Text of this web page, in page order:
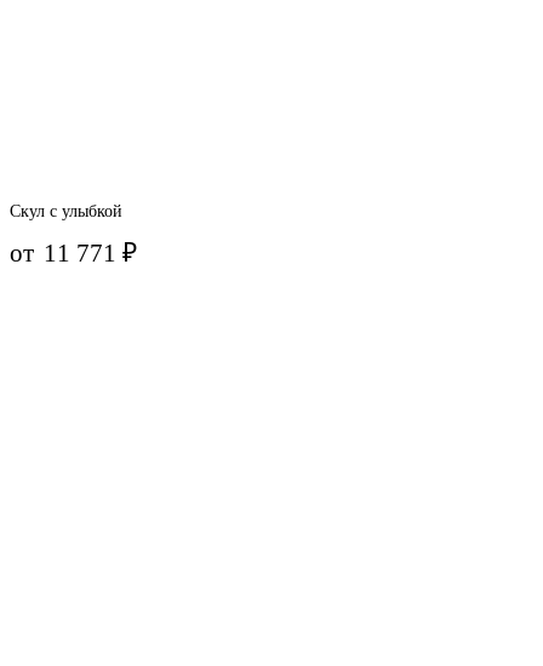
Скул с улыбкой
от 11 771₽